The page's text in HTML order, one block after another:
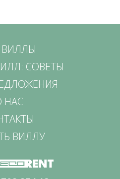
ВИЛЛЫ
СОВЕТЫ
НАС
ВИЛЛУ